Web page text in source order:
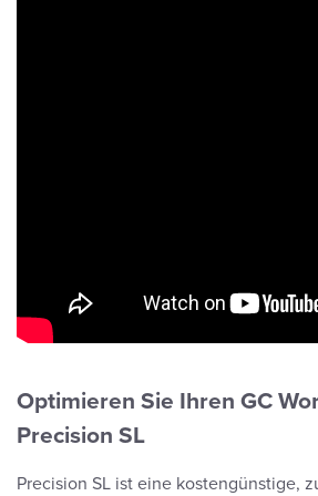
Optimieren Sie Ihren GC
Precision SL
Precision SL ist eine kostengünstige,